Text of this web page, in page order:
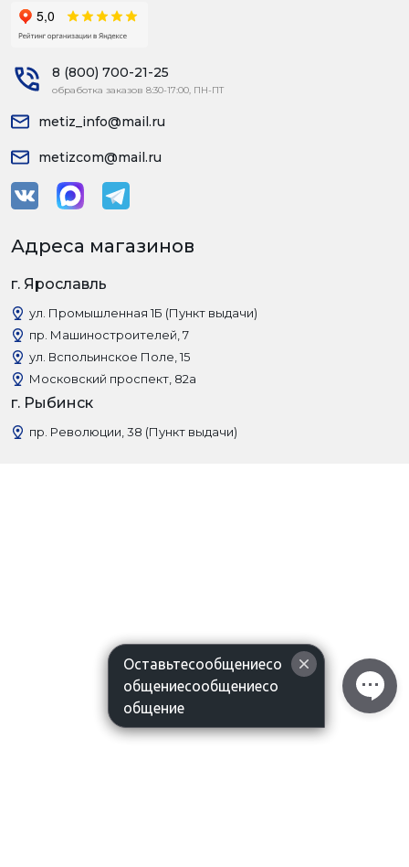
8 (800) 700-21-25
обработка заказов 8:30-17:00, ПН-ПТ
metiz_info@mail.ru
metizcom@mail.ru
Адреса магазинов
г. Ярославль
ул. Промышленная 1Б (Пункт выдачи)
пр. Машиностроителей, 7
ул. Вспольинское Поле, 15
Московский проспект, 82а
г. Рыбинск
пр. Революции, 38 (Пункт выдачи)
Оставьтесообщениесо
общениесообщениесо
общение